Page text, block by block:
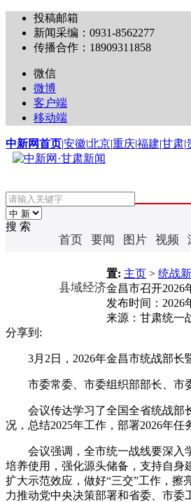
投稿邮箱
新闻采编：0931-8562277
传播合作：18909311858
微信
微博
客户端
移动端
中新网首页|安徽|北京|重庆|福建|甘肃|
搜 索
首页 要闻 图片 视频
县域经济
置: 主页 > 统战
金昌市召开2026
发布时间： 2026
来源： 甘肃统一
分享到:
3月2日，2026年金昌市统战部长
市委常委、市委组织部部长、市委
会议传达学习了全国全省统战部长
况，总结2025年工作，部署2026年任
会议强调，全市统一战线要深入学
培养使用，强化源头储备，支持自身
扩大示范效应，做好“三交”工作，
力推动党中央决策部署和省委、市委